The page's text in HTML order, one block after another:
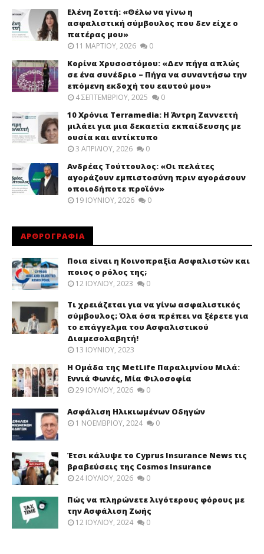
Ελένη Ζοττή: «Θέλω να γίνω η
ασφαλιστική σύμβουλος που δεν είχε ο
πατέρας μου»
11 ΜΑΡΤΊΟΥ, 2026 0
Κορίνα Χρυσοστόμου: «Δεν πήγα απλώς
σε ένα συνέδριο – Πήγα να συναντήσω την
επόμενη εκδοχή του εαυτού μου»
4 ΣΕΠΤΕΜΒΡΊΟΥ, 2025 0
10 Χρόνια Terramedia: Η Άντρη Ζαννεττή
μιλάει για μια δεκαετία εκπαίδευσης με
ουσία και αντίκτυπο
3 ΑΠΡΙΛΊΟΥ, 2026 0
Ανδρέας Τούττουλος: «Οι πελάτες
αγοράζουν εμπιστοσύνη πριν αγοράσουν
οποιοδήποτε προϊόν»
19 ΙΟΥΝΊΟΥ, 2026 0
ΑΡΘΡΟΓΡΑΦΙΑ
Ποια είναι η Κοινοπραξία Ασφαλιστών και
ποιος ο ρόλος της;
12 ΙΟΥΛΊΟΥ, 2023 0
Τι χρειάζεται για να γίνω ασφαλιστικός
σύμβουλος; Όλα όσα πρέπει να ξέρετε για
το επάγγελμα του Ασφαλιστικού
Διαμεσολαβητή!
13 ΙΟΥΝΊΟΥ, 2023
Η Ομάδα της MetLife Παραλιμνίου Μιλά:
Εννιά Φωνές, Μία Φιλοσοφία
29 ΙΟΥΛΊΟΥ, 2026 0
Ασφάλιση Ηλικιωμένων Οδηγών
1 ΝΟΕΜΒΡΊΟΥ, 2024 0
Έτσι κάλυψε το Cyprus Insurance News τις
βραβεύσεις της Cosmos Insurance
24 ΙΟΥΛΊΟΥ, 2026 0
Πώς να πληρώνετε λιγότερους φόρους με
την Ασφάλιση Ζωής
12 ΙΟΥΛΊΟΥ, 2024 0